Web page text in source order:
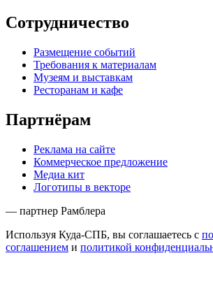
Сотрудничество
Размещение событий
Требования к материалам
Музеям и выставкам
Ресторанам и кафе
Партнёрам
Реклама на сайте
Коммерческое предложение
Медиа кит
Логотипы в векторе
— партнер Рамблера
Используя Куда-СПБ, вы соглашаетесь с
соглашением и политикой